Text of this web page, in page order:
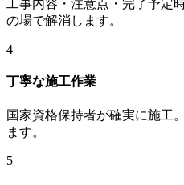
工事内容・注意点・完了予定
の場で解消します。
4
丁寧な施工作業
国家資格保持者が確実に施工
ます。
5